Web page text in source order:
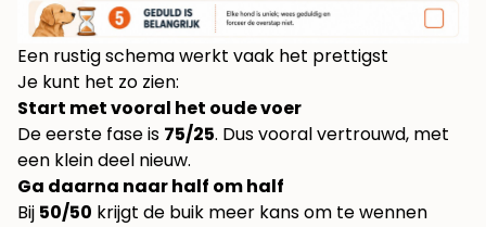
Een rustig schema werkt vaak het prettigst
Je kunt het zo zien:
Start met vooral het oude voer
De eerste fase is 75/25. Dus vooral vertrouwd, met
een klein deel nieuw.
Ga daarna naar half om half
Bij 50/50 krijgt de buik meer kans om te wennen